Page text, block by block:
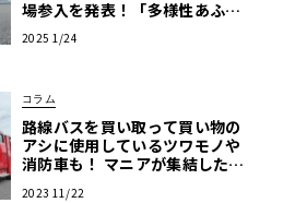
場参入を発表！「多様性あふれ
2025 1/24
コラム
路線バスを買い取って買い物の
アシに使用しているツワモノや
消防車も！ マニアが集結した商
2023 11/22